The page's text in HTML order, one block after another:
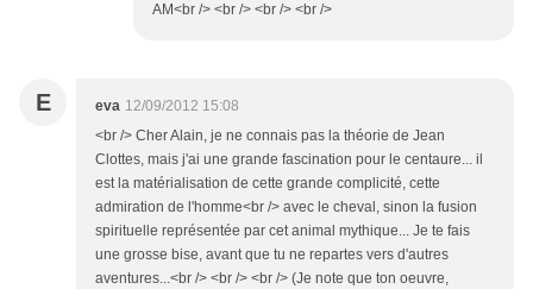
AM<br /> <br /> <br /> <br />
E eva 12/09/2012 15:08
<br /> Cher Alain, je ne connais pas la théorie de Jean
Clottes, mais j'ai une grande fascination pour le centaure... il
est la matérialisation de cette grande complicité, cette
admiration de l'homme<br /> avec le cheval, sinon la fusion
spirituelle représentée par cet animal mythique... Je te fais
une grosse bise, avant que tu ne repartes vers d'autres
aventures...<br /> <br /> <br /> (Je note que ton oeuvre,